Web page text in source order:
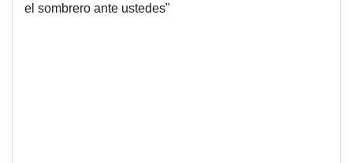
el sombrero ante ustedes"